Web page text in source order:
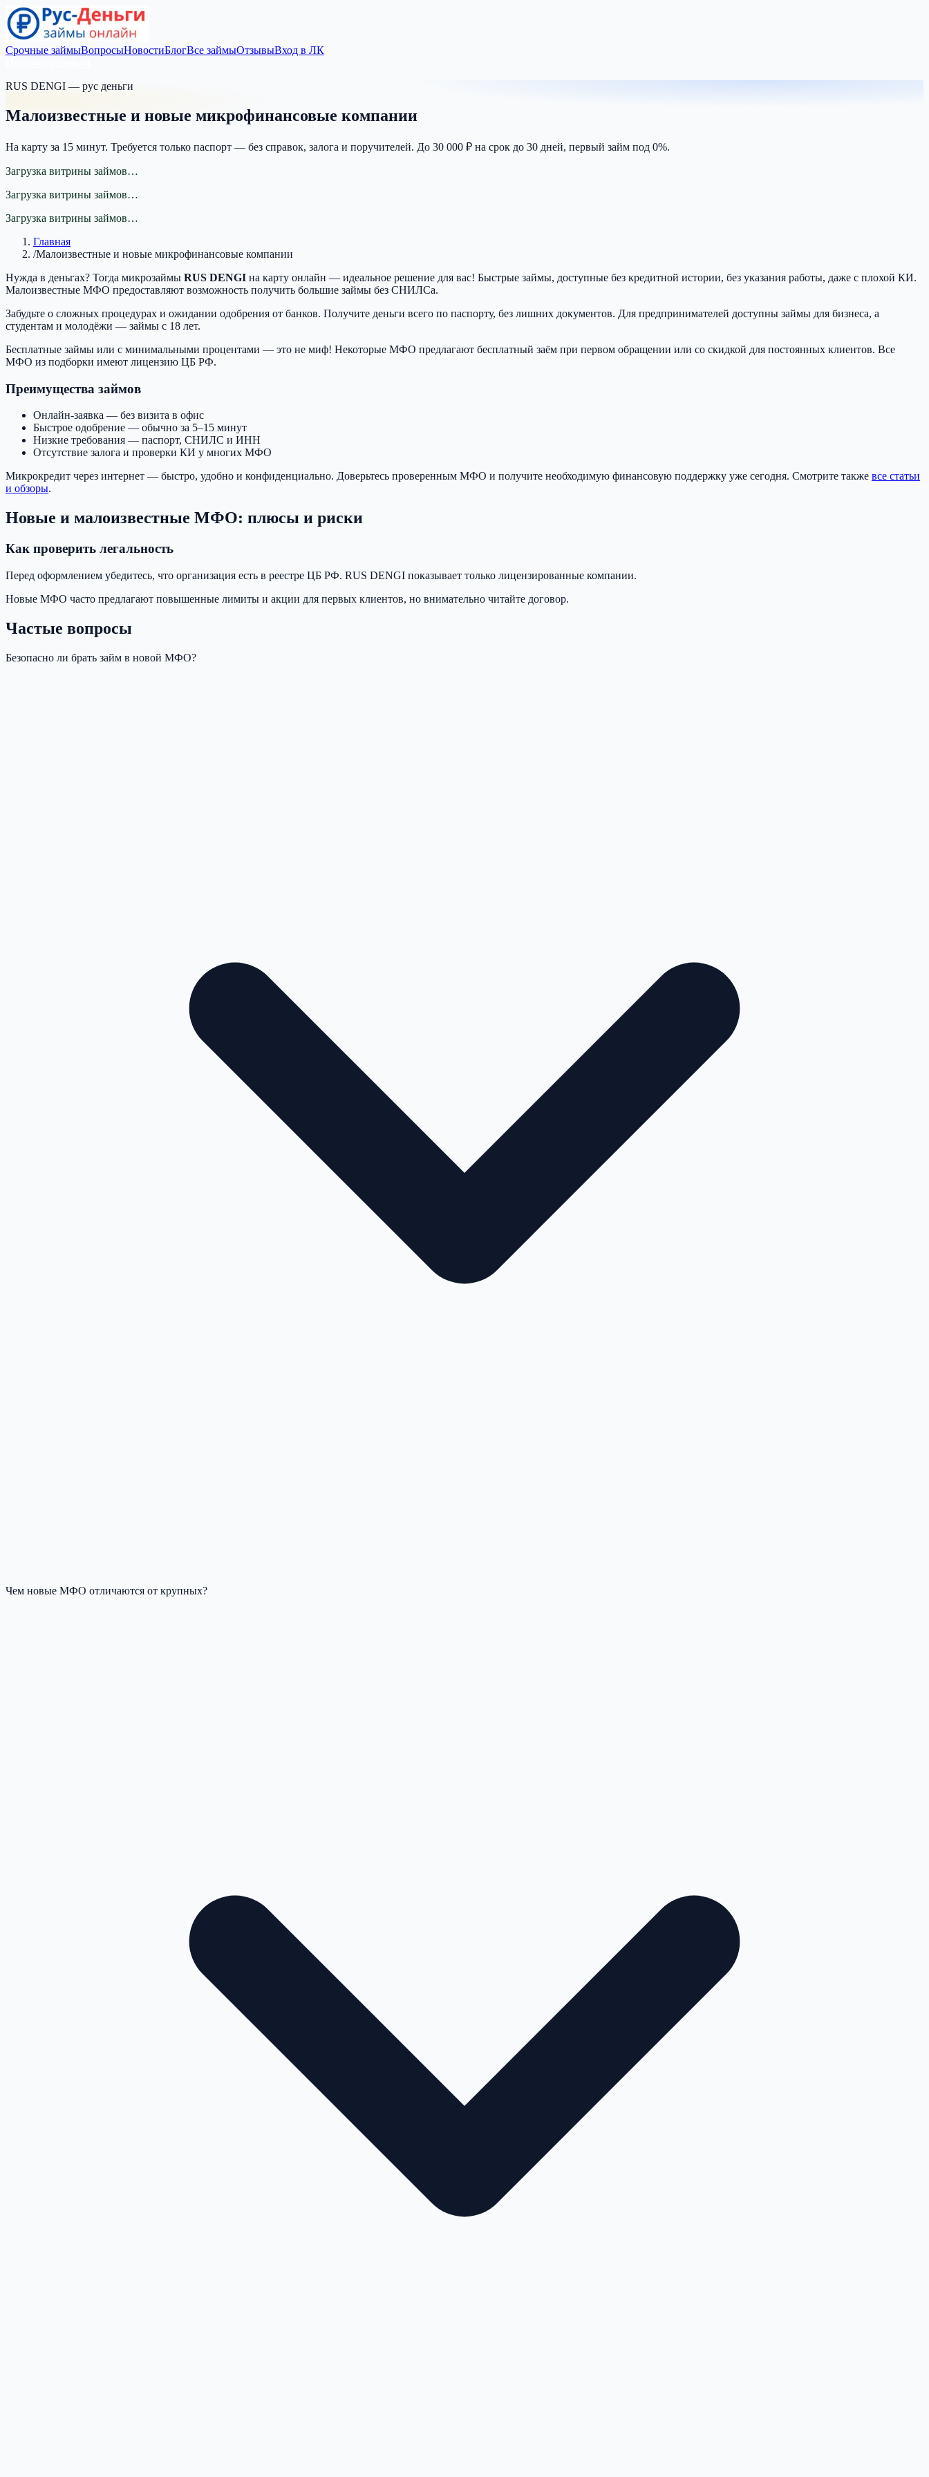
Срочные займыВопросыНовостиБлогВсе займыОтзывыВход в ЛК
RUS DENGI — рус деньги
Малоизвестные и новые микрофинансовые компании
На карту за 15 минут. Требуется только паспорт — без справок, залога и поручителей. До 30 000 ₽ на срок до 30 дней, первый займ под 0%.
Загрузка витрины займов…
Загрузка витрины займов…
Загрузка витрины займов…
Главная
/Малоизвестные и новые микрофинансовые компании
Нужда в деньгах? Тогда микрозаймы RUS DENGI на карту онлайн — идеальное решение для вас! Быстрые займы, доступные без кредитной истории, без указания работы, даже с плохой КИ.
Малоизвестные МФО предоставляют возможность получить большие займы без СНИЛСа.
Забудьте о сложных процедурах и ожидании одобрения от банков. Получите деньги всего по паспорту, без лишних документов. Для предпринимателей доступны займы для бизнеса, а
студентам и молодёжи — займы с 18 лет.
Бесплатные займы или с минимальными процентами — это не миф! Некоторые МФО предлагают бесплатный заём при первом обращении или со скидкой для постоянных клиентов. Все
МФО из подборки имеют лицензию ЦБ РФ.
Преимущества займов
Онлайн-заявка — без визита в офис
Быстрое одобрение — обычно за 5–15 минут
Низкие требования — паспорт, СНИЛС и ИНН
Отсутствие залога и проверки КИ у многих МФО
Микрокредит через интернет — быстро, удобно и конфиденциально. Доверьтесь проверенным МФО и получите необходимую финансовую поддержку уже сегодня. Смотрите также все статьи
и обзоры.
Новые и малоизвестные МФО: плюсы и риски
Как проверить легальность
Перед оформлением убедитесь, что организация есть в реестре ЦБ РФ. RUS DENGI показывает только лицензированные компании.
Новые МФО часто предлагают повышенные лимиты и акции для первых клиентов, но внимательно читайте договор.
Частые вопросы
Безопасно ли брать займ в новой МФО?
Чем новые МФО отличаются от крупных?